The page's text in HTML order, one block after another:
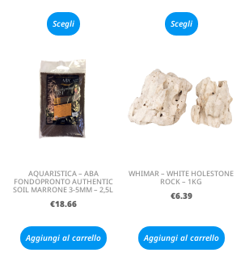
Scegli Scegli
AQUARISTICA – ABA
FONDOPRONTO AUTHENTIC
SOIL MARRONE 3-5MM – 2,5L
€18.66
Aggiungi al carrello
WHIMAR – WHITE HOLESTONE
ROCK – 1KG
€6.39
Aggiungi al carrello